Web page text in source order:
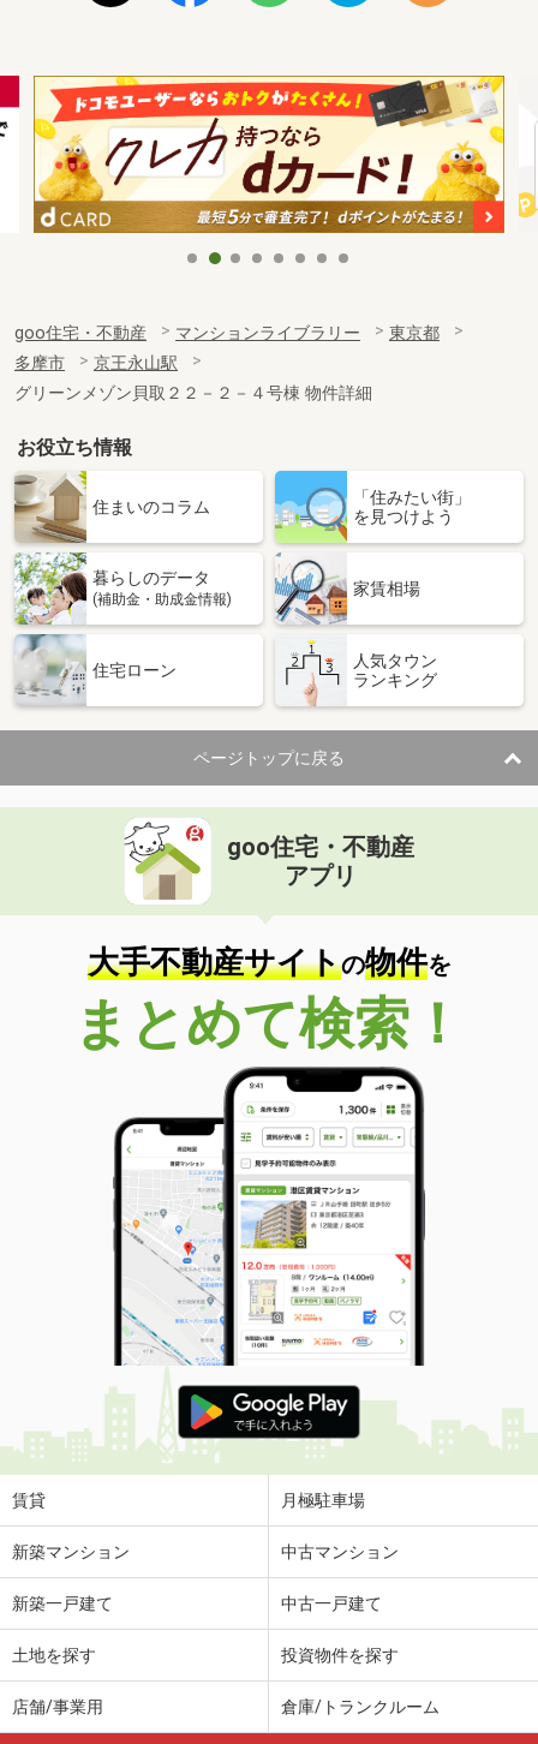
goo住宅・不動産 マンションライブラリー
東京都
多摩市
京王永山駅
グリーンメゾン貝取２２－２－４号棟 物件詳細
お役立ち情報
住まいのコラム
「住みたい街」
を見つけよう
暮らしのデータ
(補助金・助成金情報)
家賃相場
住宅ローン
人気タウン
ランキング
ページトップに戻る
goo住宅・不動産
アプリ
大手不動産サイトの物件を
まとめて検索！
賃貸 月極駐車場
新築マンション 中古マンション
新築一戸建て 中古一戸建て
土地を探す 投資物件を探す
店舗/事業用 倉庫/トランクルーム